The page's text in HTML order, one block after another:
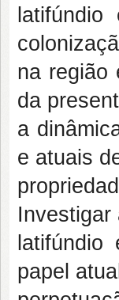
na região
da
a
e atuais
Investigar
papel